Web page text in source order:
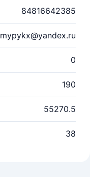
84816642385
mypykx@yandex.ru
0
190
55270.5
38